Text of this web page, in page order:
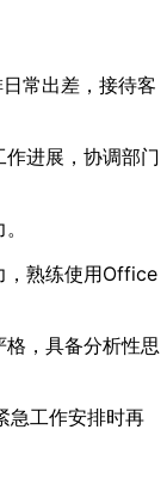
常出差，接待客
进展，协调部门
，熟练使用Office
，具备分析性思
急工作安排时再